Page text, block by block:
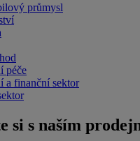
průmysl
péče
a finanční sektor
si s naším